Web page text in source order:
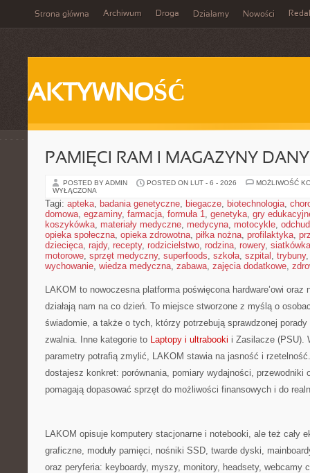
Strona główna Archiwum Droga Działamy Nowości
AKTYWNOŚĆ
PAMIĘCI RAM I MAGAZYNY
POSTED BY ADMIN POSTED ON LUT - 6 - 2026
MOŻLIWOŚĆ
WYŁĄCZONA
Tagi: apteka, badania genetyczne, biegacze, biotechnologia,
domowa, egzaminy, farmacja, formuła 1, genetyka, gry
koszykówka, materiały medyczne, medycyna, motocykle,
opieka społeczna, opieka zdrowotna, piłka nożna, profilaktyka,
dziecięca, rajdy, recepty, rodzicielstwo, rodzina, rowery, siatkówka
motorowe, sprzęt medyczny, superfoods, szkoła, szpital , trybuny
wychowanie, wiedza medyczna, zabawa, zajęcia dodatkowe,
LAKOM to nowoczesna platforma poświęcona hardware’owi oraz
działają nam na co dzień. To miejsce stworzone z myślą o
świadomie, a także o tych, którzy potrzebują sprawdzonej
zwalnia. Inne kategorie to Laptopy i ultrabooki i Zasilacze (PSU).
parametry potrafią zmylić, LAKOM stawia na jasność i
dostajesz konkret: porównania, pomiary wydajności, przewodniki
pomagają dopasować sprzęt do możliwości finansowych i do
LAKOM opisuje komputery stacjonarne i notebooki, ale też cały
graficzne, moduły pamięci, nośniki SSD, twarde dyski,
oraz peryferia: keyboardy, myszy, monitory, headsety, webcamy